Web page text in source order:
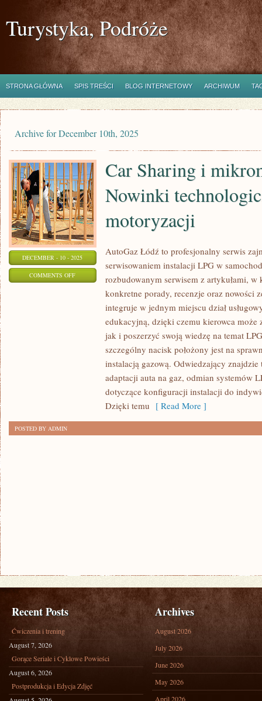
Turystyka, Podróże
STRONA GŁÓWNA SPIS TREŚCI BLOG INTERNETOWY ARCHIWUM
Archive for December 10th, 2025
DECEMBER - 10 - 2025
COMMENTS OFFON
MIKROMOBILNOŚĆ
TECHNOLOGICZNE
MOTORYZACJI
Car Sharing i
Nowinki
motoryzacji
AutoGaz Łódź to profesjonalny serwis
serwisowaniem instalacji LPG w
rozbudowanym serwisem z artykułami,
konkretne porady, recenzje oraz nowości
integruje w jednym miejscu dział
edukacyjną, dzięki czemu kierowca może
jak i poszerzyć swoją wiedzę na temat
szczególny nacisk położony jest na
instalacją gazową. Odwiedzający znajdzie
adaptacji auta na gaz, odmian systemów
dotyczące konfiguracji instalacji do
Dzięki temu [ Read More ]
POSTED BY ADMIN
Recent Posts
Ćwiczenia i trening
August 7, 2026
Gorące Seriale i Cyklowe Powieści
August 6, 2026
Postprodukcja i Edycja Zdjęć
Archives
August 2026
July 2026
June 2026
May 2026
April 2026